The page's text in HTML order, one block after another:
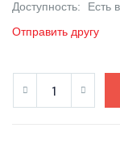
Доступность:
Есть
Отправить другу